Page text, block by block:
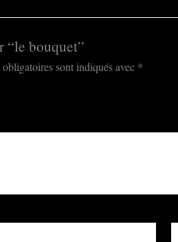
“le bouquet”
sont indiqués avec *